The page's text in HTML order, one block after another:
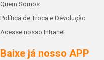
Quem Somos
Política de Troca e Devolução
Acesse nosso Intranet
Baixe já nosso APP